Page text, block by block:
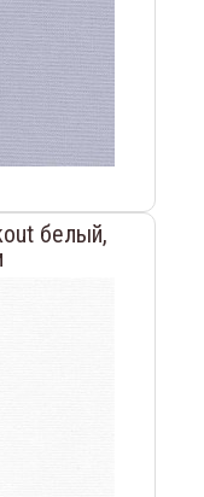
белый,